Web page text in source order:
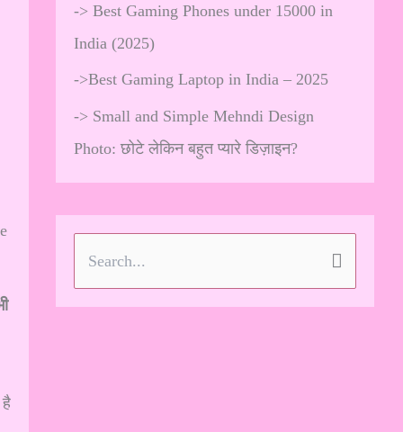
-> Best Gaming Phones under 15000 in
India (2025)
->Best Gaming Laptop in India – 2025
-> Small and Simple Mehndi Design
Photo: छोटे लेकिन बहुत प्यारे डिज़ाइन?